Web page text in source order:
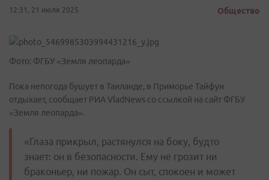
12:31, 21 июля 2025 Общество
Фото: ФГБУ «Земля леопарда»
Пока непогода бушует в Таиланде, в Приморье Тайфун
отдыхает, сообщает РИА VladNews со ссылкой на сайт ФГБУ
«Земля леопарда».
«Глаза прикрыл, растянулся на боку, будто
знает: он в безопасности. Ему не грозит ни
браконьер, ни пожар. Он сыт, спокоен и может